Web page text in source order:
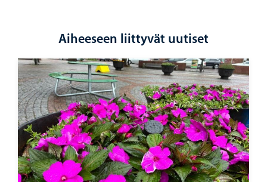
Aiheeseen liittyvät uutiset